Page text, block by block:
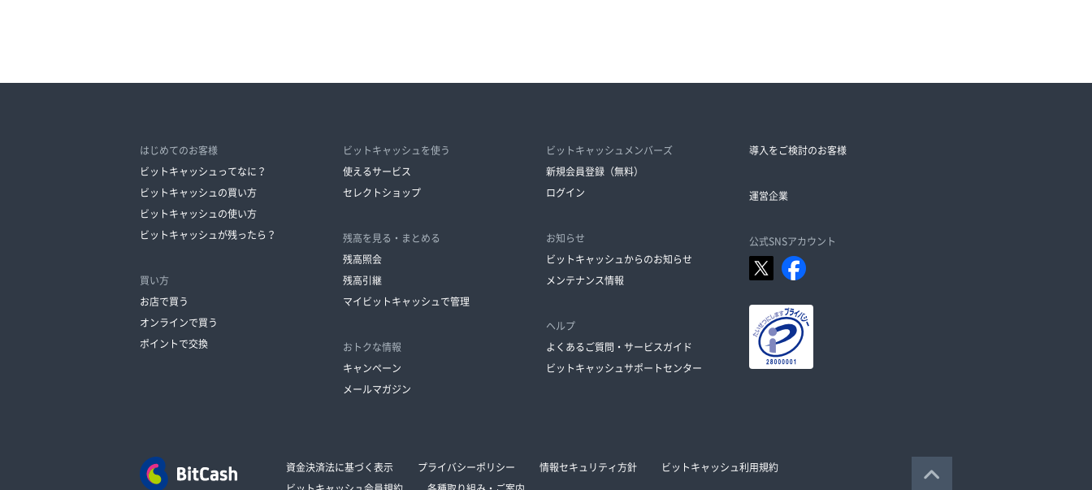
はじめてのお客様
ビットキャッシュってなに？
ビットキャッシュの買い方
ビットキャッシュの使い方
ビットキャッシュが残ったら？
買い方
お店で買う
オンラインで買う
ポイントで交換
ビットキャッシュを使う
使えるサービス
セレクトショップ
残高を見る・まとめる
残高照会
残高引継
マイビットキャッシュで管理
おトクな情報
キャンペーン
メールマガジン
ビットキャッシュメンバーズ
新規会員登録（無料）
ログイン
お知らせ
ビットキャッシュからのお知らせ
メンテナンス情報
ヘルプ
よくあるご質問・サービスガイド
ビットキャッシュサポートセンター
導入をご検討のお客様
運営企業
公式SNSアカウント
資金決済法に基づく表示 プライバシーポリシー 情報セキュリティ方針 ビットキャッシュ利用規約